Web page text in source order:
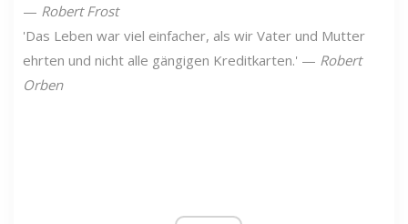
— Robert Frost
'Das Leben war viel einfacher, als wir Vater und Mutter
ehrten und nicht alle gängigen Kreditkarten.' — Robert
Orben